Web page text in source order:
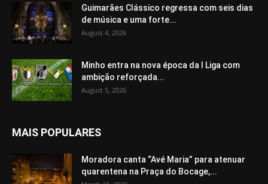
Guimarães Clássico regressa com seis dias
de música e uma forte...
August 4, 2026
Minho entra na nova época da I Liga com
ambição reforçada...
August 5, 2026
MAIS POPULARES
Moradora canta “Avé Maria” para atenuar
quarentena na Praça do Bocage,...